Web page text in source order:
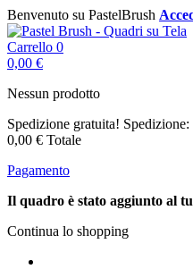
Benvenuto su PastelBrush
Carrello 0
0,00 €
Nessun prodotto
Spedizione gratuita! Spedizione:
0,00 € Totale
Pagamento
Il quadro è stato aggiunto al
Continua lo shopping